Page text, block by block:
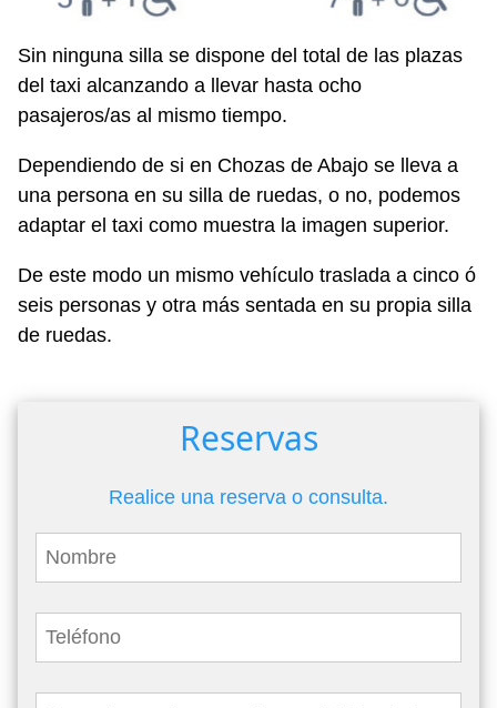
Sin ninguna silla se dispone del total de las plazas
del taxi alcanzando a llevar hasta ocho
pasajeros/as al mismo tiempo.
Dependiendo de si en Chozas de Abajo se lleva a
una persona en su silla de ruedas, o no, podemos
adaptar el taxi como muestra la imagen superior.
De este modo un mismo vehículo traslada a cinco ó
seis personas y otra más sentada en su propia silla
de ruedas.
Reservas
Realice una reserva o consulta.